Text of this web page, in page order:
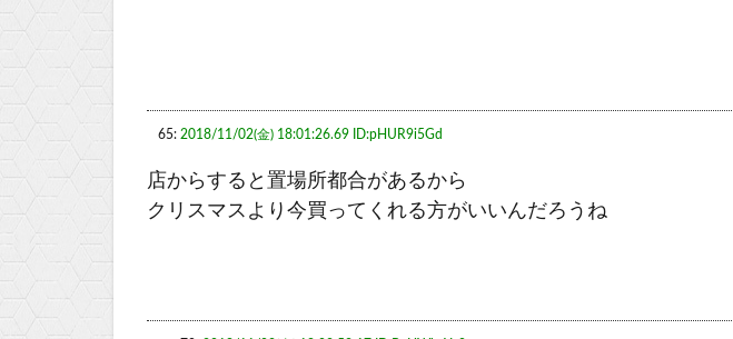
65: 2018/11/02(金) 18:01:26.69 ID:pHUR9i5Gd
店からすると置場所都合があるから
クリスマスより今買ってくれる方がいいんだろうね